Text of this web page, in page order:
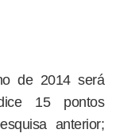
de 2014 será
15 pontos
anterior;